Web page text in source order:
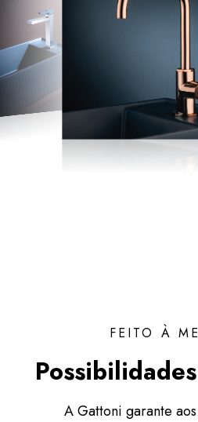
FEITO À
A Gattoni garante